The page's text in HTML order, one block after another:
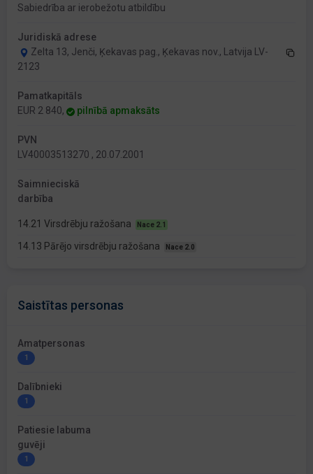
Sabiedrība ar ierobežotu atbildību
Juridiskā adrese
Zelta 13, Jenči, Ķekavas pag., Ķekavas nov., Latvija LV-
2123
Pamatkapitāls
EUR 2 840,
pilnībā apmaksāts
PVN
LV40003513270 , 20.07.2001
Saimnieciskā
darbība
14.21 Virsdrēbju ražošana Nace 2.1
14.13 Pārējo virsdrēbju ražošana Nace 2.0
Saistītas personas
Amatpersonas
1
Dalībnieki
1
Patiesie labuma
guvēji
1